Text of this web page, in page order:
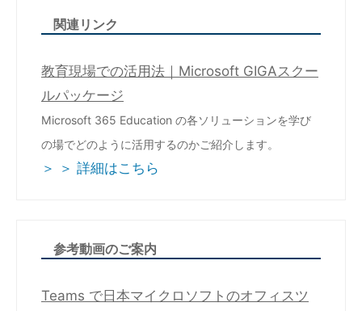
関連リンク
教育現場での活用法｜Microsoft GIGAスクー
ルパッケージ
Microsoft 365 Education の各ソリューションを学び
の場でどのように活用するのかご紹介します。​
＞ ＞ 詳細はこちら
参考動画のご案内
Teams で日本マイクロソフトのオフィスツ